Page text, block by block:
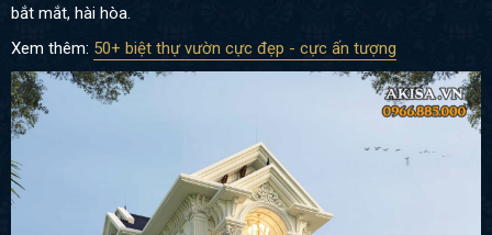
bắt mắt, hài hòa.
Xem thêm: 50+ biệt thự vườn cực đẹp - cực ấn tượng